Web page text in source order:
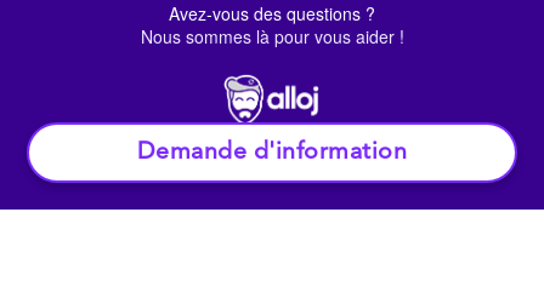
Demande d'information
Avez-vous des questions ?
Nous sommes là pour vous aider !
© Alloj.2022 Tous droits réservés